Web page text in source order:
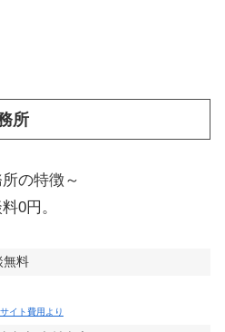
所
の特徴～
0円。
無料
イト費用より